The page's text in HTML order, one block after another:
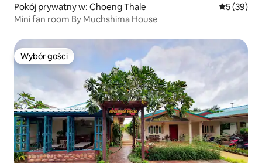
Pokój prywatny w: Choeng Thale Średnia
5 (39)
Mini fan room By Muchshima House
Wybór gości
Wybór gości